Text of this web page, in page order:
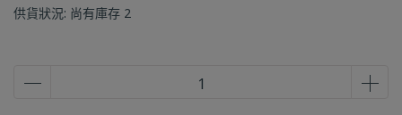
供貨狀況: 尚有庫存 2